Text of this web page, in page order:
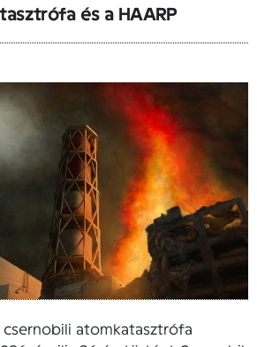
és a HAARP
csernobili atomkatasztrófa